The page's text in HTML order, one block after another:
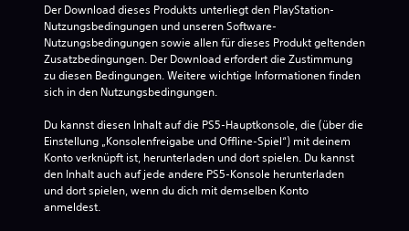
Der Download dieses Produkts unterliegt den PlayStation-
Nutzungsbedingungen und unseren Software-
Nutzungsbedingungen sowie allen für dieses Produkt geltenden
Zusatzbedingungen. Der Download erfordert die Zustimmung
zu diesen Bedingungen. Weitere wichtige Informationen finden
sich in den Nutzungsbedingungen.
Du kannst diesen Inhalt auf die PS5-Hauptkonsole, die (über die
Einstellung „Konsolenfreigabe und Offline-Spiel“) mit deinem
Konto verknüpft ist, herunterladen und dort spielen. Du kannst
den Inhalt auch auf jede andere PS5-Konsole herunterladen
und dort spielen, wenn du dich mit demselben Konto
anmeldest.